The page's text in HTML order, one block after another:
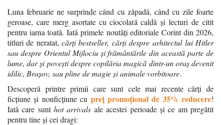
Luna februarie ne surprinde când cu zăpadă, când cu zile foarte
geroase, care merg asortate cu ciocolată caldă și lecturi de citit
pentru iarna toată. Iată primele noutăți editoriale Corint din 2026,
titluri de neratat, cărți bestseller, cărți desprearhitectul lui Hitler
sau despre Orientul Mijlociu și frământările din această parte de
lume, dar și povești despre copilăria magică dintr-un oraș devenit
idilic, Brașov, sau pline de magie și animale vorbitoare.
Descoperă printre primii care sunt cele mai recente cărți de
ficțiune și nonficțiune cu preț promoțional de 35% reducere!
Iată care sunthot arrivals ale acestei perioade și ce am pregătit
pentru tine și cei dragi: